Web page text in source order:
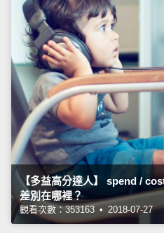
【多益高分達人】 spend /
差別在哪裡？
觀看次數：353163 • 2018-07-27